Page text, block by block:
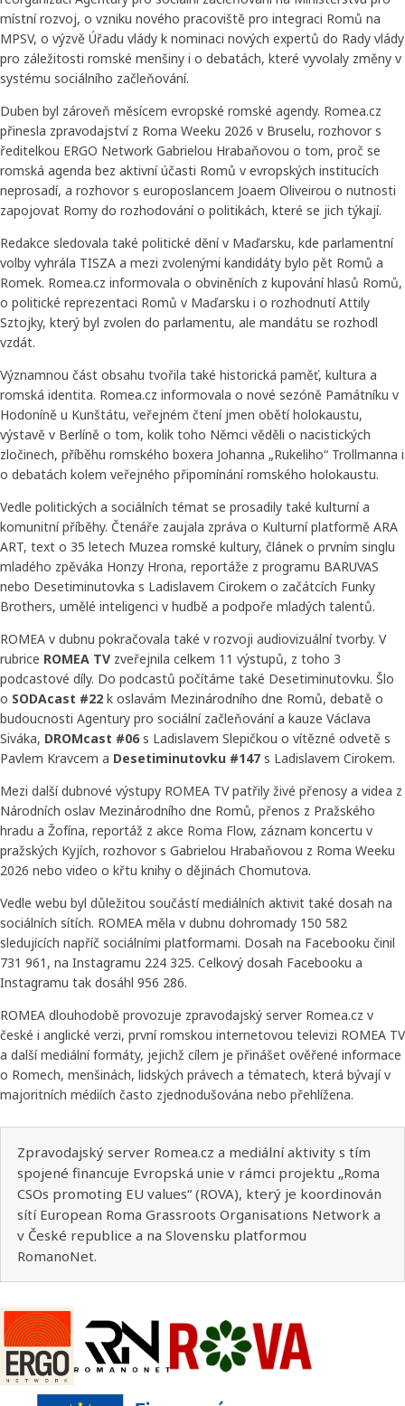
místní rozvoj, o vzniku nového pracoviště pro integraci Romů na
MPSV, o výzvě Úřadu vlády k nominaci nových expertů do Rady vlády
pro záležitosti romské menšiny i o debatách, které vyvolaly změny v
systému sociálního začleňování.
Duben byl zároveň měsícem evropské romské agendy. Romea.cz
přinesla zpravodajství z Roma Weeku 2026 v Bruselu, rozhovor s
ředitelkou ERGO Network Gabrielou Hrabaňovou o tom, proč se
romská agenda bez aktivní účasti Romů v evropských institucích
neprosadí, a rozhovor s europoslancem Joaem Oliveirou o nutnosti
zapojovat Romy do rozhodování o politikách, které se jich týkají.
Redakce sledovala také politické dění v Maďarsku, kde parlamentní
volby vyhrála TISZA a mezi zvolenými kandidáty bylo pět Romů a
Romek. Romea.cz informovala o obviněních z kupování hlasů Romů,
o politické reprezentaci Romů v Maďarsku i o rozhodnutí Attily
Sztojky, který byl zvolen do parlamentu, ale mandátu se rozhodl
vzdát.
Významnou část obsahu tvořila také historická paměť, kultura a
romská identita. Romea.cz informovala o nové sezóně Památníku v
Hodoníně u Kunštátu, veřejném čtení jmen obětí holokaustu,
výstavě v Berlíně o tom, kolik toho Němci věděli o nacistických
zločinech, příběhu romského boxera Johanna „Rukeliho“ Trollmanna i
o debatách kolem veřejného připomínání romského holokaustu.
Vedle politických a sociálních témat se prosadily také kulturní a
komunitní příběhy. Čtenáře zaujala zpráva o Kulturní platformě ARA
ART, text o 35 letech Muzea romské kultury, článek o prvním singlu
mladého zpěváka Honzy Hrona, reportáže z programu BARUVAS
nebo Desetiminutovka s Ladislavem Cirokem o začátcích Funky
Brothers, umělé inteligenci v hudbě a podpoře mladých talentů.
ROMEA v dubnu pokračovala také v rozvoji audiovizuální tvorby. V
rubrice ROMEA TV zveřejnila celkem 11 výstupů, z toho 3
podcastové díly. Do podcastů počítáme také Desetiminutovku. Šlo
o SODAcast #22 k oslavám Mezinárodního dne Romů, debatě o
budoucnosti Agentury pro sociální začleňování a kauze Václava
Siváka, DROMcast #06s Ladislavem Slepičkou o vítězné odvetě s
Pavlem Kravcem a Desetiminutovku #147 s Ladislavem Cirokem.
Mezi další dubnové výstupy ROMEA TV patřily živé přenosy a videa z
Národních oslav Mezinárodního dne Romů, přenos z Pražského
hradu a Žofína, reportáž z akce Roma Flow, záznam koncertu v
pražských Kyjích, rozhovor s Gabrielou Hrabaňovou z Roma Weeku
2026 nebo video o křtu knihy o dějinách Chomutova.
Vedle webu byl důležitou součástí mediálních aktivit také dosah na
sociálních sítích. ROMEA měla v dubnu dohromady 150 582
sledujících napříč sociálními platformami. Dosah na Facebooku činil
731 961, na Instagramu 224 325. Celkový dosah Facebooku a
Instagramu tak dosáhl 956 286.
ROMEA dlouhodobě provozuje zpravodajský server Romea.cz v
české i anglické verzi, první romskou internetovou televizi ROMEA TV
a další mediální formáty, jejichž cílem je přinášet ověřené informace
o Romech, menšinách, lidských právech a tématech, která bývají v
majoritních médiích často zjednodušována nebo přehlížena.
Zpravodajský server Romea.cz a mediální aktivity s tím
spojené financuje Evropská unie v rámci projektu „Roma
CSOs promoting EU values“ (ROVA), který je koordinován
sítí European Roma Grassroots Organisations Network a
v České republice a na Slovensku platformou
RomanoNet.